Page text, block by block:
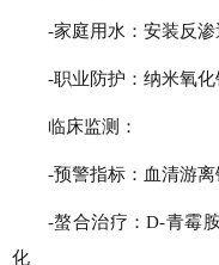
-家庭用水：安装反
-职业防护：纳米氧
临床监测：
-预警指标：血清游
-螯合治疗：D-青霉
化